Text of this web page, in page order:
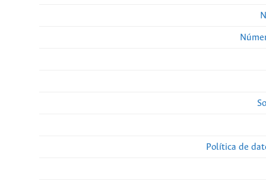
Política de